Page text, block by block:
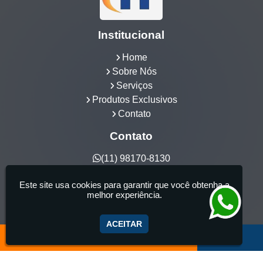
Institucional
Home
Sobre Nós
Serviços
Produtos Exclusivos
Contato
Contato
(11) 98170-8130
Hidrocia Manutenção e Venda Especializada de
Banheiras - 25 anos de tradição - Fabricante de
aquecedor de banheira, Instalação e Manutenção
Este site usa cookies para garantir que você obtenha a
melhor experiência.
ACEITAR